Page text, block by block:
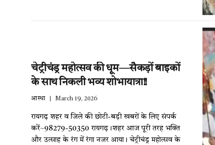
चेट्रीचंड्र महोत्सव की धूम—सैकड़ों बाइकों
के साथ निकली भव्य शोभायात्रा!!
आस्था March 19, 2026
रायगढ़ शहर व जिले की छोटी-बड़ी खबरों के लिए संपर्क
करें~98279-50350 रायगढ़।शहर आज पूरी तरह भक्ति
और उत्साह के रंग में रंगा नजर आया। चेट्रीचंड्र महोत्सव के